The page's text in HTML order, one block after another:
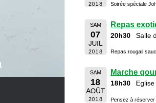
2018 Soirée spéciale
SAM
07
JUIL
2018
Repas
20h30 Salle
Repas rougail
SAM
18
AOÛT
2018
Marche
18h30
Pensez à réserver